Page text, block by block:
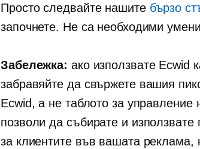
Просто следвайте нашите бързо
започнете. Не са необходими
Забележка: ако използвате Ecwid
забравяйте да свържете вашия
Ecwid, а не таблото за
позволи да събирате и
за клиентите във вашата реклама,